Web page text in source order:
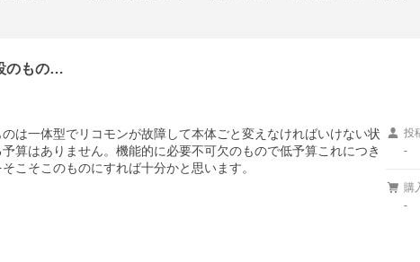
のもの…
は一体型でリコモンが故障して本体ごと変えなければいけない状
算はありません。機能的に必要不可欠のもので低予算これにつき
こそこのものにすれば十分かと思います。
投
-
購
-